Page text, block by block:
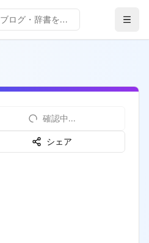
ブログ・辞書を検索...
確認中...
シェア